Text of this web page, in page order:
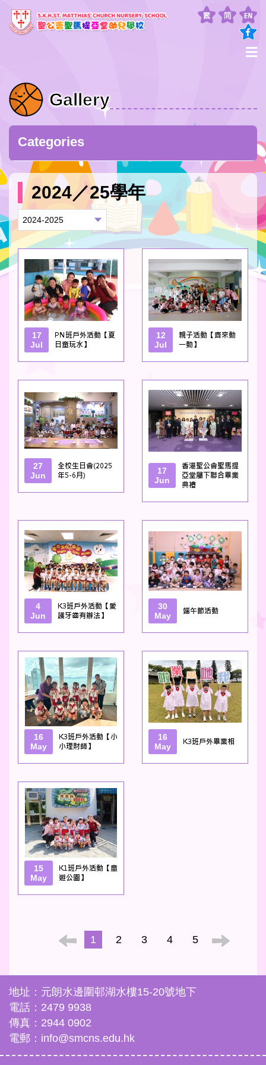
Gallery
Categories
2024／25學年
17
Jul
PN班戶外活動【夏
日童玩水】
12
Jul
親子活動【齊來動
一動】
27
Jun
全校生日會(2025
年5-6月)
17
Jun
香港聖公會聖馬提
亞堂屬下聯合畢業
典禮
4
Jun
K3班戶外活動【愛
護牙齒有辦法】
30
May
端午節活動
16
May
K3班戶外活動【小
小理財師】
16
May
K3班戶外畢業相
15
May
K1班戶外活動【童
遊公園】
1 2 3 4 5
地址：元朗水邊圍邨湖水樓15-20號地下
電話：2479 9938
傳真：2944 0902
電郵：info@smcns.edu.hk